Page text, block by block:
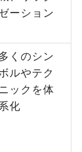
ーション
くのシン
ルやテク
ックを体
化